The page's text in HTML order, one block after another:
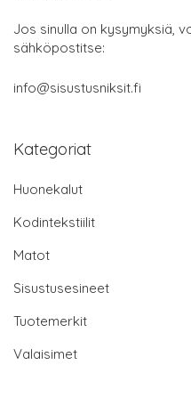
Jos sinulla on kysymyksiä,
sähköpostitse:
info@sisustusniksit.fi
Kategoriat
Huonekalut
Kodintekstiilit
Matot
Sisustusesineet
Tuotemerkit
Valaisimet